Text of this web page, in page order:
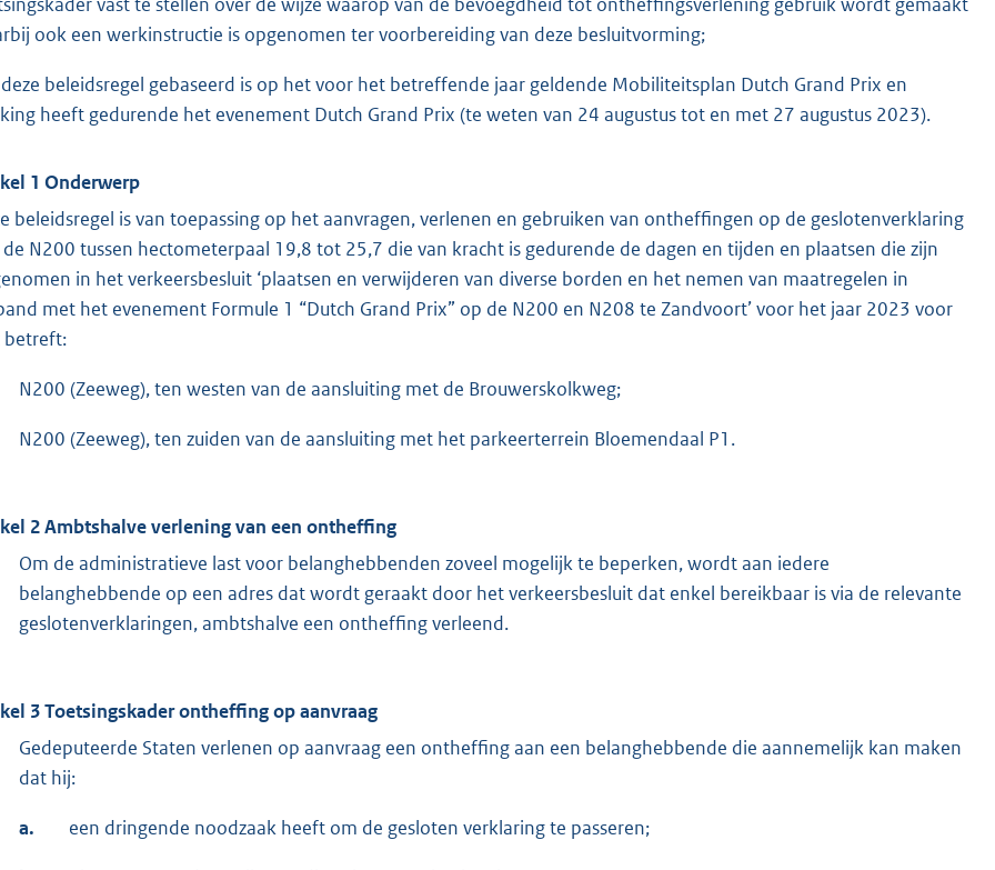
ook een werkinstructie is opgenomen ter voorbereiding van deze besluitvorming;
beleidsregel gebaseerd is op het voor het betreffende jaar geldende Mobiliteitsplan Dutch Grand Prix en
heeft gedurende het evenement Dutch Grand Prix (te weten van 24 augustus tot en met 27 augustus 2023).
1 Onderwerp
beleidsregel is van toepassing op het aanvragen, verlenen en gebruiken van ontheffingen op de geslotenverklaring
N200 tussen hectometerpaal 19,8 tot 25,7 die van kracht is gedurende de dagen en tijden en plaatsen die zijn
in het verkeersbesluit ‘plaatsen en verwijderen van diverse borden en het nemen van maatregelen in
met het evenement Formule 1 “Dutch Grand Prix” op de N200 en N208 te Zandvoort’ voor het jaar 2023 voor
betreft:
N200 (Zeeweg), ten westen van de aansluiting met de Brouwerskolkweg;
N200 (Zeeweg), ten zuiden van de aansluiting met het parkeerterrein Bloemendaal P1.
2 Ambtshalve verlening van een ontheffing
Om de administratieve last voor belanghebbenden zoveel mogelijk te beperken, wordt aan iedere
belanghebbende op een adres dat wordt geraakt door het verkeersbesluit dat enkel bereikbaar is via de relevante
geslotenverklaringen, ambtshalve een ontheffing verleend.
3 Toetsingskader ontheffing op aanvraag
Gedeputeerde Staten verlenen op aanvraag een ontheffing aan een belanghebbende die aannemelijk kan maken
dat hij:
a. een dringende noodzaak heeft om de gesloten verklaring te passeren;